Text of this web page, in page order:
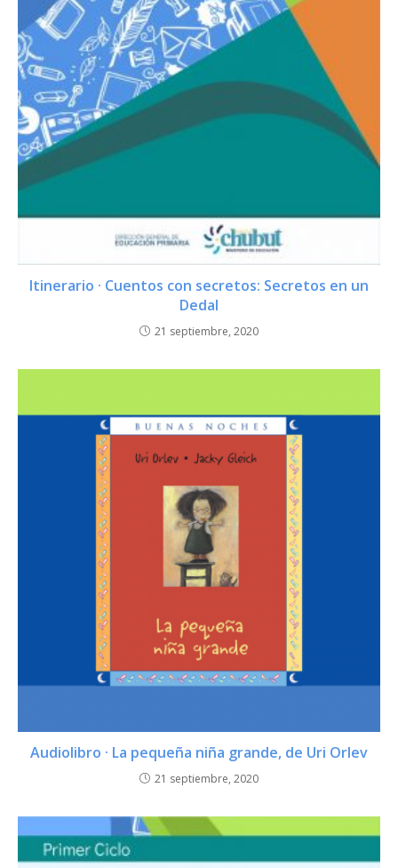
Itinerario · Cuentos con secretos: Secretos en un
Dedal
21 septiembre, 2020
Audiolibro · La pequeña niña grande, de Uri Orlev
21 septiembre, 2020